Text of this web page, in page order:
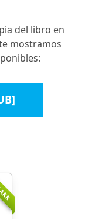
del libro en
mostramos